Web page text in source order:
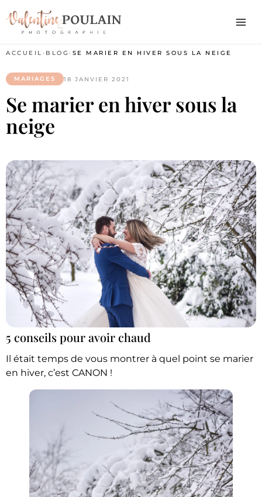
ACCUEIL › BLOG › SE MARIER EN HIVER SOUS LA NEIGE
MARIAGES 18 JANVIER 2021
Se marier en hiver sous la
neige
5 conseils pour avoir chaud
Il était temps de vous montrer à quel point se marier
en hiver, c’est CANON !